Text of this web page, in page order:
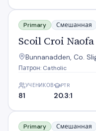
Scoil Croi Naofa
Primary Смешанная
Scoil Croi Naofa
Bunnanadden, Co.
Патрон: Catholic
УЧЕНИКОВ
81
PTR
20.3:1
Scoil Mhuire Gan Smal
Primary Смешанная